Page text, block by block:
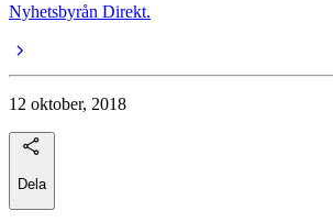
Nyhetsbyrån Direkt.
12 oktober, 2018
Dela